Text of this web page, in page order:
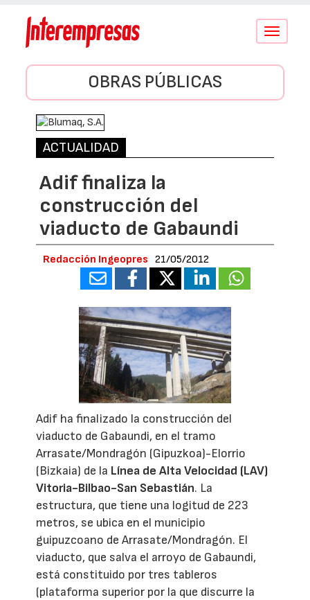
Conmutar
OBRAS PÚBLICAS
ACTUALIDAD
Adif finaliza la
construcción del
viaducto de Gabaundi
Redacción Ingeopres 21/05/2012
Adif ha finalizado la construcción del
viaducto de Gabaundi, en el tramo
Arrasate/Mondragón (Gipuzkoa)-Elorrio
(Bizkaia) de la Línea de Alta Velocidad (LAV)
Vitoria-Bilbao-San Sebastián. La
estructura, que tiene una logitud de 223
metros, se ubica en el municipio
guipuzcoano de Arrasate/Mondragón. El
viaducto, que salva el arroyo de Gabaundi,
está constituido por tres tableros
(plataforma superior por la que discurre la